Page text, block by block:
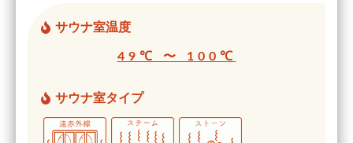
サウナ室温度
49℃ 〜 100℃
サウナ室タイプ